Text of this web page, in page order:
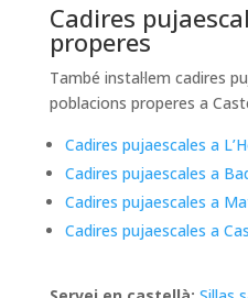
Cadires
properes
També instal·lem cadires
poblacions properes a
Cadires pujaescales a
Cadires pujaescales a
Cadires pujaescales a
Cadires pujaescales a